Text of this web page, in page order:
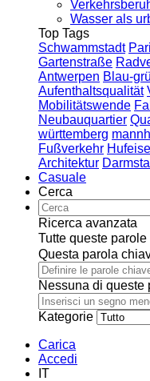
Wasser als
Top Tags
Schwammstadt
Gartenstraße
Antwerpen Blau-
Aufenthaltsqualität
Mobilitätswende
Neubauquartier
württemberg
Fußverkehr
Architektur
Casuale
Cerca
Ricerca avanzata
Tutte queste
Questa parola
Nessuna di queste
Kategorie
Carica
Accedi
IT